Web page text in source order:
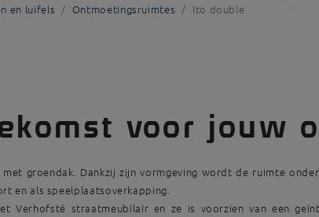
en luifels Ontmoetingsruimtes Ito double
voor jouw
groendak. Dankzij zijn vormgeving wordt de ruimte
en als speelplaatsoverkapping.
Verhofsté straatmeubilair en ze is voorzien van een